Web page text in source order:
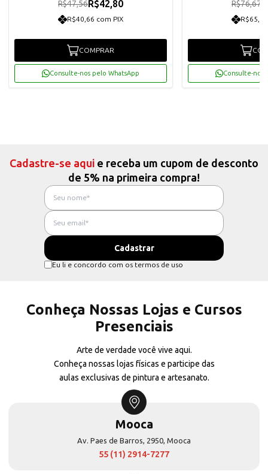
R$47,56R$42,80
R$40,66 com PIX
COMPRAR
Consulte-nos pelo WhatsApp
R$76,67
Consulte-nos
Cadastre-se aqui e receba um cupom de desconto
de 5% na primeira compra!
Eu li e concordo com os termos de uso
Conheça Nossas Lojas e Cursos
Presenciais
Arte de verdade você vive aqui.
Conheça nossas lojas físicas e participe das
aulas exclusivas de pintura e artesanato.
Mooca
Av. Paes de Barros, 2950, Mooca
55 (11) 2914-7277